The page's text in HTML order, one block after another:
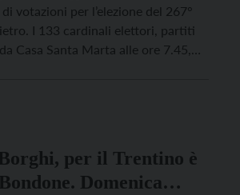
votazioni per l’elezione del 267°
I 133 cardinali elettori, partiti
Casa Santa Marta alle ore 7.45,
per il Trentino è
Domenica